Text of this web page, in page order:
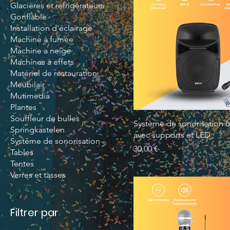
Glacières et réfrigérateurs
Gonflable
Installation d'éclairage
Machine à fumée
Machine a neige
Machines à effets
Matériel de restauration
Meubilair
Mutimedia
Plantes
Souffleur de bulles
Springkastelen
Système de sonorisation
Tables
Tentes
Verres et tasses
Filtrer par
Système de sonorisation
avec supports et LED
Prix
30,00 €